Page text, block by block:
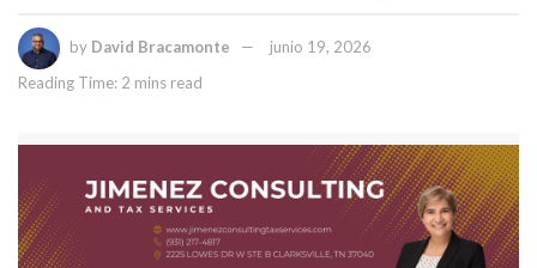
by David Bracamonte
junio 19, 2026
Reading Time: 2 mins read